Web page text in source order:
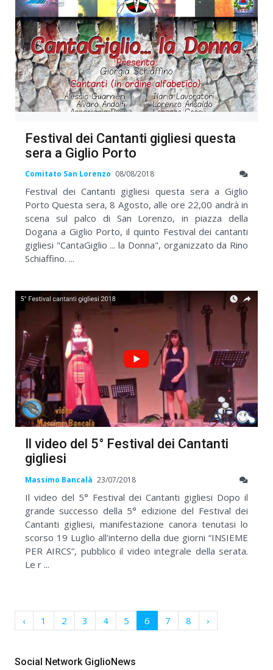
Festival dei Cantanti gigliesi questa
sera a Giglio Porto
Comitato San Lorenzo 08/08/2018
Festival dei Cantanti gigliesi questa sera a Giglio
Porto Questa sera, 8 Agosto, alle ore 22,00 andrà in
scena sul palco di San Lorenzo, in piazza della
Dogana a Giglio Porto, il quinto Festival dei cantanti
gigliesi "CantaGiglio ... la Donna", organizzato da Rino
Schiaffino. ...
Il video del 5° Festival dei Cantanti
gigliesi
Massimo Bancalà 23/07/2018
Il video del 5° Festival dei Cantanti gigliesi Dopo il
grande successo della 5° edizione del Festival dei
Cantanti gigliesi, manifestazione canora tenutasi lo
scorso 19 Luglio all'interno della due giorni “INSIEME
PER AIRCS”, pubblico il video integrale della serata.
Le r ...
‹ 1 2 3 4 5 6 7 8 ›
Social Network GiglioNews